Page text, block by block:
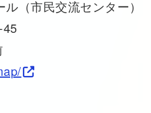
（市民交流センター）